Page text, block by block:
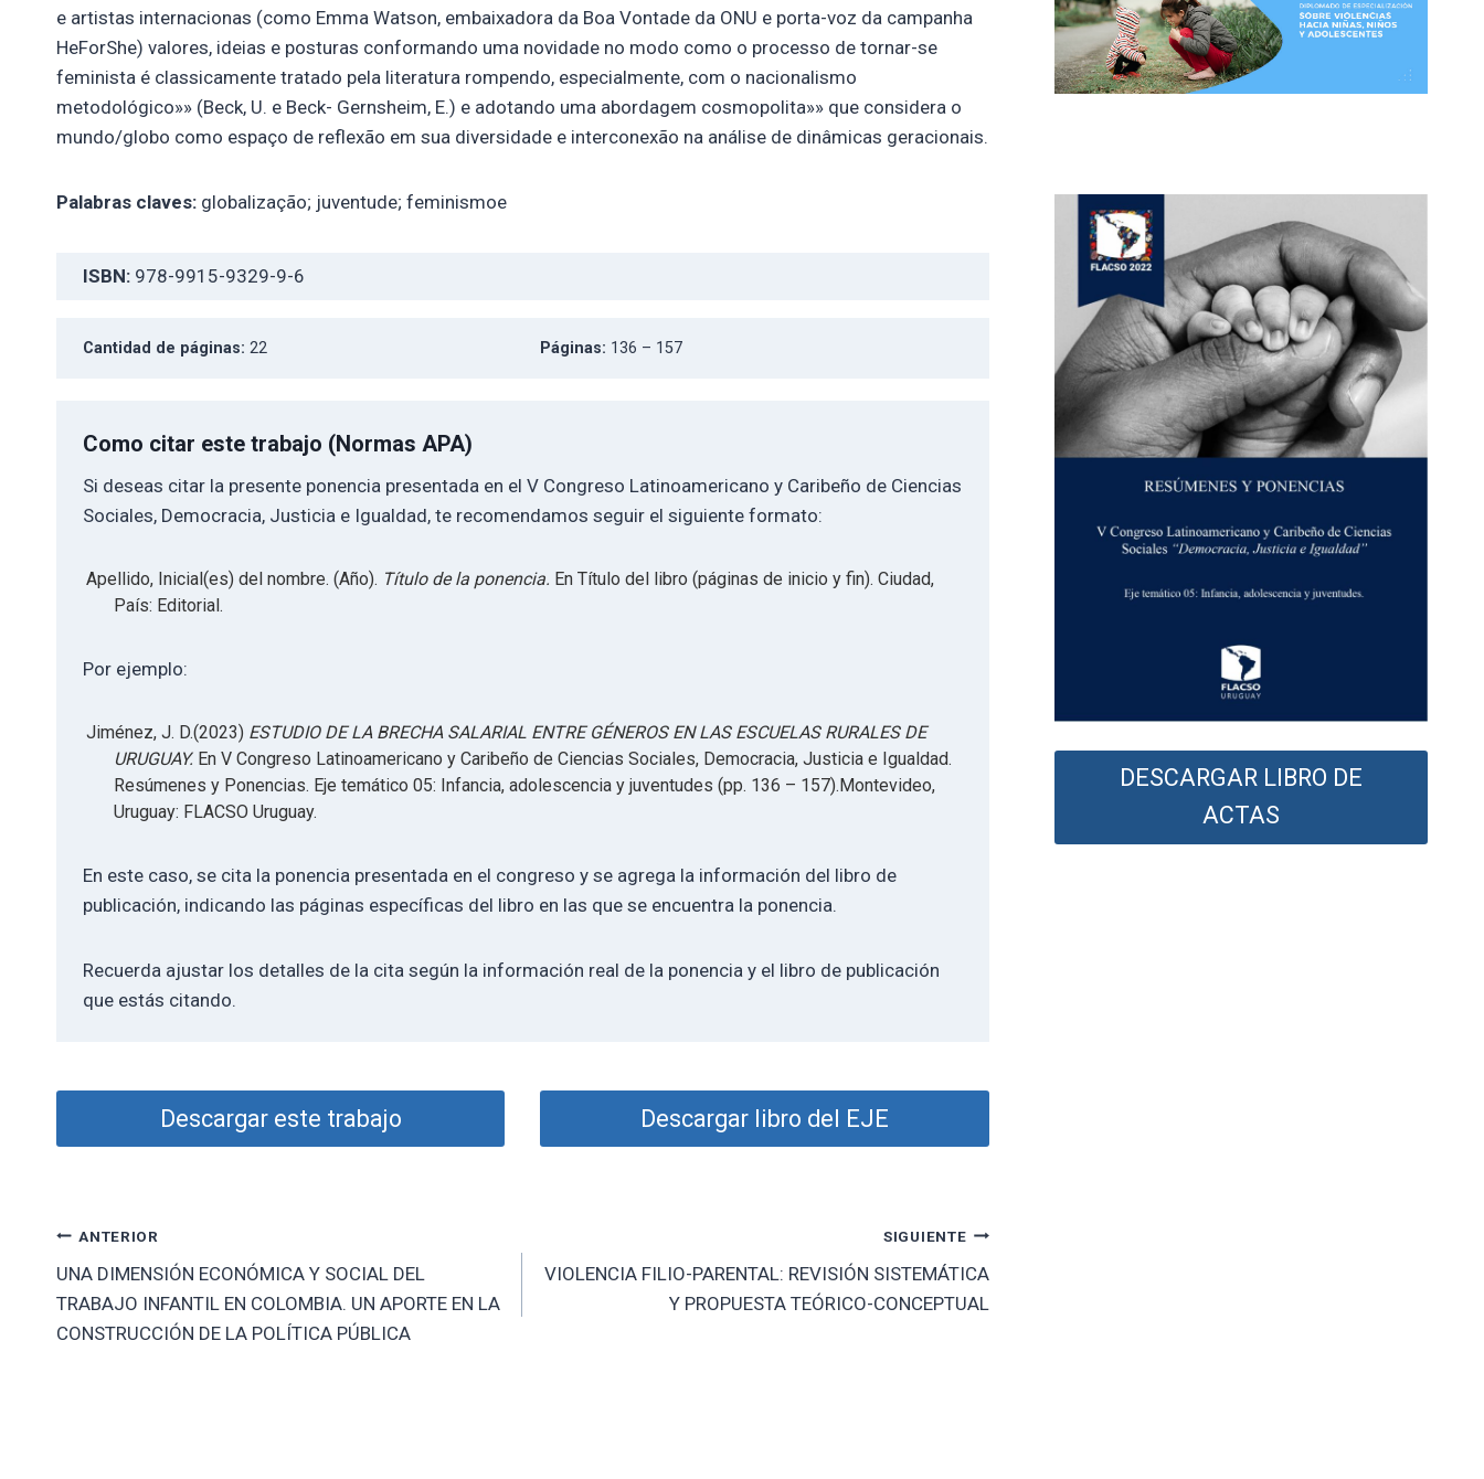
e artistas internacionas (como Emma Watson, embaixadora da Boa Vontade da ONU e porta-voz da campanha
HeForShe) valores, ideias e posturas conformando uma novidade no modo como o processo de tornar-se
feminista é classicamente tratado pela literatura rompendo, especialmente, com o nacionalismo
metodológico»» (Beck, U. e Beck- Gernsheim, E.) e adotando uma abordagem cosmopolita»» que considera o
mundo/globo como espaço de reflexão em sua diversidade e interconexão na análise de dinâmicas geracionais.
Palabras claves: globalização; juventude; feminismoe
ISBN: 978-9915-9329-9-6
Cantidad de páginas: 22 Páginas: 136 – 157
Como citar este trabajo (Normas APA)
Si deseas citar la presente ponencia presentada en el V Congreso Latinoamericano y Caribeño de Ciencias
Sociales, Democracia, Justicia e Igualdad, te recomendamos seguir el siguiente formato:
Apellido, Inicial(es) del nombre. (Año). Título de la ponencia. En Título del libro (páginas de inicio y fin). Ciudad,
País: Editorial.
Por ejemplo:
Jiménez, J. D.(2023) ESTUDIO DE LA BRECHA SALARIAL ENTRE GÉNEROS EN LAS ESCUELAS RURALES DE
URUGUAY. En V Congreso Latinoamericano y Caribeño de Ciencias Sociales, Democracia, Justicia e Igualdad.
Resúmenes y Ponencias. Eje temático 05: Infancia, adolescencia y juventudes (pp. 136 – 157).Montevideo,
Uruguay: FLACSO Uruguay.
En este caso, se cita la ponencia presentada en el congreso y se agrega la información del libro de
publicación, indicando las páginas específicas del libro en las que se encuentra la ponencia.
Recuerda ajustar los detalles de la cita según la información real de la ponencia y el libro de publicación
que estás citando.
Descargar este trabajo Descargar libro del EJE
Navegación
de
entradas
ANTERIOR
UNA DIMENSIÓN ECONÓMICA Y SOCIAL DEL
TRABAJO INFANTIL EN COLOMBIA. UN APORTE EN LA
CONSTRUCCIÓN DE LA POLÍTICA PÚBLICA
SIGUIENTE
VIOLENCIA FILIO-PARENTAL: REVISIÓN SISTEMÁTICA
Y PROPUESTA TEÓRICO-CONCEPTUAL
DESCARGAR LIBRO DE
ACTAS